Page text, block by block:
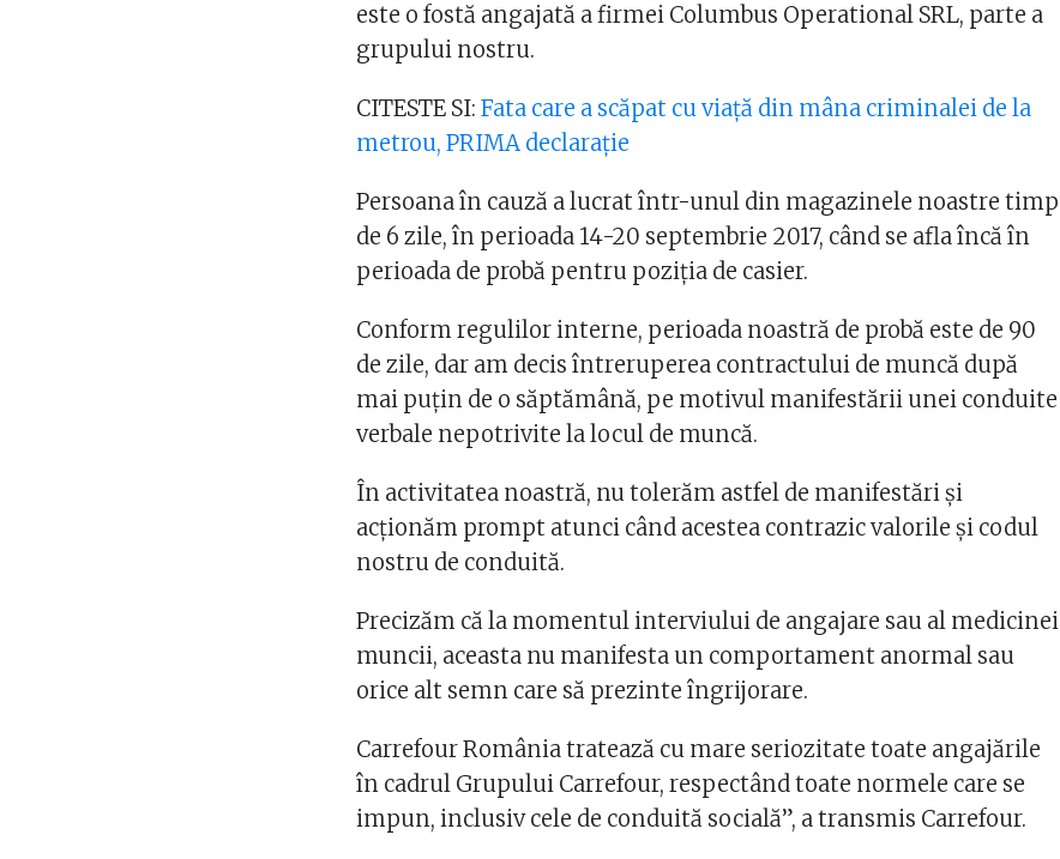
este o fostă angajată a firmei Columbus Operational SRL, parte a
grupului nostru.
CITESTE SI:Fata care a scăpat cu viață din mâna criminalei de la
metrou, PRIMA declarație
Persoana în cauză a lucrat într-unul din magazinele noastre timp
de 6 zile, în perioada 14-20 septembrie 2017, când se afla încă în
perioada de probă pentru poziţia de casier.
Conform regulilor interne, perioada noastră de probă este de 90
de zile, dar am decis întreruperea contractului de muncă după
mai puţin de o săptămână, pe motivul manifestării unei conduite
verbale nepotrivite la locul de muncă.
În activitatea noastră, nu tolerăm astfel de manifestări şi
acţionăm prompt atunci când acestea contrazic valorile şi codul
nostru de conduită.
Precizăm că la momentul interviului de angajare sau al medicinei
muncii, aceasta nu manifesta un comportament anormal sau
orice alt semn care să prezinte îngrijorare.
Carrefour România tratează cu mare seriozitate toate angajările
în cadrul Grupului Carrefour, respectând toate normele care se
impun, inclusiv cele de conduită socială”, a transmis Carrefour.